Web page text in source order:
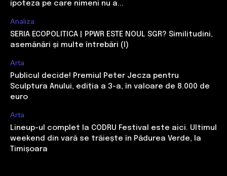
ipoteza pe care nimeni nu a...
Analiza
SERIA ECOPOLITICA | PPWR ESTE NOUL SGR? Similitudini,
asemănări și multe întrebări (I)
Arta
Publicul decide! Premiul Peter Jecza pentru
Sculptura Anului, ediția a 3-a, în valoare de 8.000 de
euro
Arta
Lineup-ul complet la CODRU Festival este aici. Ultimul
weekend din vară se trăiește în Pădurea Verde, la
Timișoara